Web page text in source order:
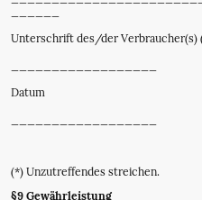
Unterschrift des/der Verbraucher(s)
Datum
(*) Unzutreffendes streichen.
§9 Gewährleistung